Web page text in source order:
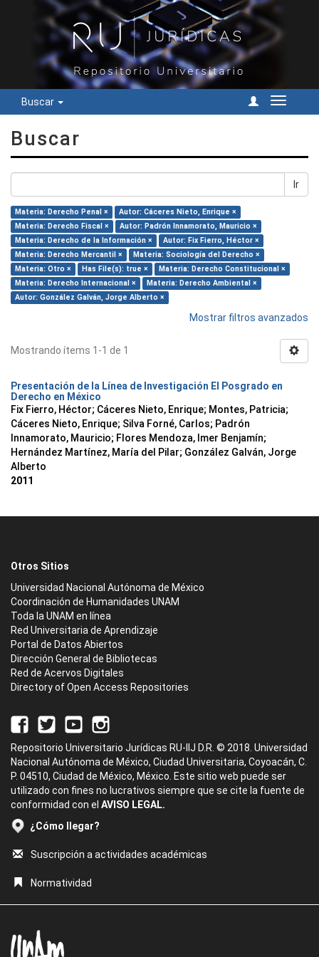
Buscar
Cambiar
Buscar
Ir
Materia: Derecho Penal ×
Autor: Cáceres Nieto, Enrique ×
Materia: Derecho Fiscal ×
Autor: Padrón Innamorato, Mauricio ×
Materia: Derecho de la Información ×
Autor: Fix Fierro, Héctor ×
Materia: Derecho Mercantil ×
Materia: Sociología del Derecho ×
Materia: Otro ×
Has File(s): true ×
Materia: Derecho Constitucional ×
Materia: Derecho Internacional ×
Materia: Derecho Ambiental ×
Autor: González Galván, Jorge Alberto ×
Mostrar filtros avanzados
Mostrando ítems 1-1 de 1
Presentación de la Línea de Investigación El Posgrado en
Derecho en México
Fix Fierro, Héctor; Cáceres Nieto, Enrique; Montes, Patricia;
Cáceres Nieto, Enrique; Silva Forné, Carlos; Padrón
Innamorato, Mauricio; Flores Mendoza, Imer Benjamín;
Hernández Martínez, María del Pilar; González Galván, Jorge
Alberto
2011
Otros Sitios
Universidad Nacional Autónoma de México
Coordinación de Humanidades UNAM
Toda la UNAM en línea
Red Universitaria de Aprendizaje
Portal de Datos Abiertos
Dirección General de Bibliotecas
Red de Acervos Digitales
Directory of Open Access Repositories
Repositorio Universitario Jurídicas RU-IIJ D.R. © 2018. Universidad
Nacional Autónoma de México, Ciudad Universitaria, Coyoacán, C.
P. 04510, Ciudad de México, México. Este sitio web puede ser
utilizado con fines no lucrativos siempre que se cite la fuente de
conformidad con el AVISO LEGAL.
¿Cómo llegar?
Suscripción a actividades académicas
Normatividad